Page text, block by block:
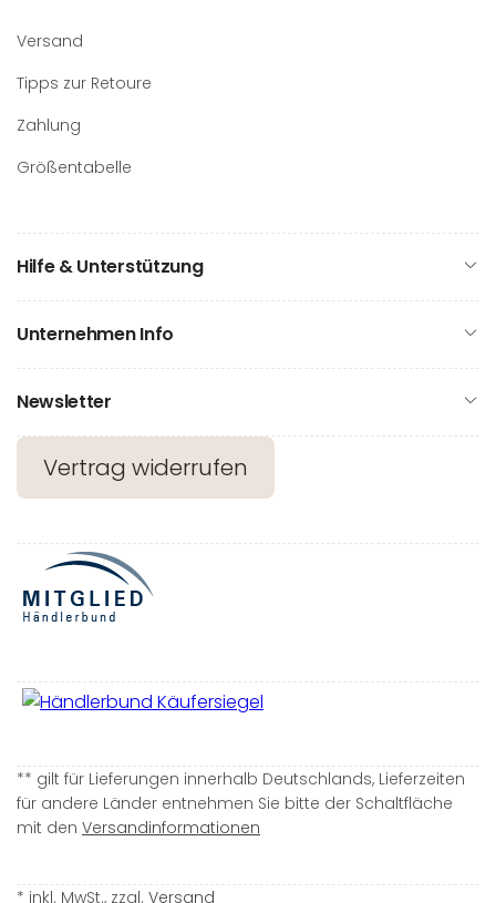
Versand
Tipps zur Retoure
Zahlung
Größentabelle
Hilfe & Unterstützung
Unternehmen Info
Newsletter
Vertrag widerrufen
** gilt für Lieferungen innerhalb Deutschlands, Lieferzeiten
für andere Länder entnehmen Sie bitte der Schaltfläche
mit den Versandinformationen
* inkl. MwSt., zzgl. Versand